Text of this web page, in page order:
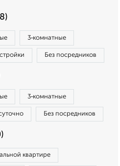
3‑комнатные
Без посредников
3‑комнатные
Без посредников
квартире